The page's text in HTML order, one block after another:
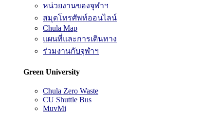
หน่วยงานของจุฬาฯ
สมุดโทรศัพท์ออนไลน์
Chula Map
แผนที่และการเดินทาง
ร่วมงานกับจุฬาฯ
Green University
Chula Zero Waste
CU Shuttle Bus
MuvMi